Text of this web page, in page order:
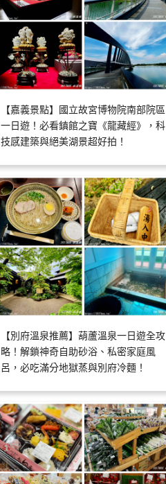
【嘉義景點】國立故宮博物院南部院區
一日遊！必看鎮館之寶《龍藏經》，科
技感建築與絕美湖景超好拍！
【別府溫泉推薦】葫蘆溫泉一日遊全攻
略！解鎖神奇自助砂浴、私密家庭風
呂，必吃滿分地獄蒸與別府冷麵！